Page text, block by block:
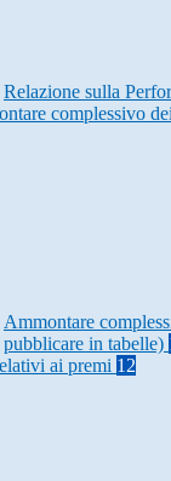
Relazione sulla
complessivo
Ammontare
pubblicare in tabelle)
ai premi 12